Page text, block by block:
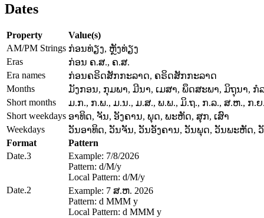
Dates
Property
Value(s)
AM/PM Strings ກ່ອນທ່ຽງ, ຫຼັງທ່ຽງ
Eras
ກ່ອນ ຄ.ສ., ຄ.ສ.
Era names
ກ່ອນຄຣິດສັກກະລາດ, ຄຣິດສັກກະລາດ
Months
ມັງກອນ, ກຸມພາ, ມີນາ, ເມສາ, ພຶດສະພາ, ມິຖຸນາ,
Short months
ມ.ກ., ກ.ພ., ມ.ນ., ມ.ສ., ພ.ພ., ມິ.ຖ., ກ.ລ., ສ.ຫ., ກ.ຍ
Short weekdays ອາທິດ, ຈັນ, ອັງຄານ, ພຸດ, ພະຫັດ, ສຸກ, ເສົາ
Weekdays
ວັນອາທິດ, ວັນຈັນ, ວັນອັງຄານ, ວັນພຸດ, ວັນພະຫັດ,
Format
Pattern
Date.3
Example: 7/8/2026
Pattern: d/M/y
Local Pattern: d/M/y
Date.2
Example: 7 ສ.ຫ. 2026
Pattern: d MMM y
Local Pattern: d MMM y